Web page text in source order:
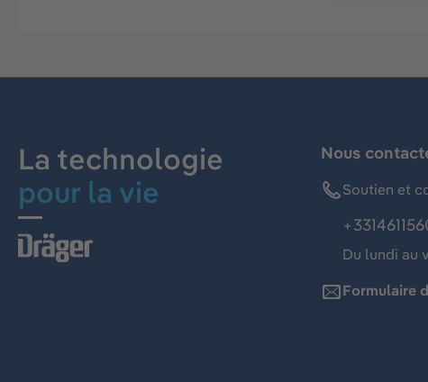
La technologie
pour la vie
Nous
Soutien et
Du lundi au
Formulaire